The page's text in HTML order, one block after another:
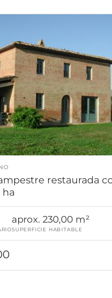
restaurada
aprox. 230,00 m²
SUPERFICIE HABITABLE